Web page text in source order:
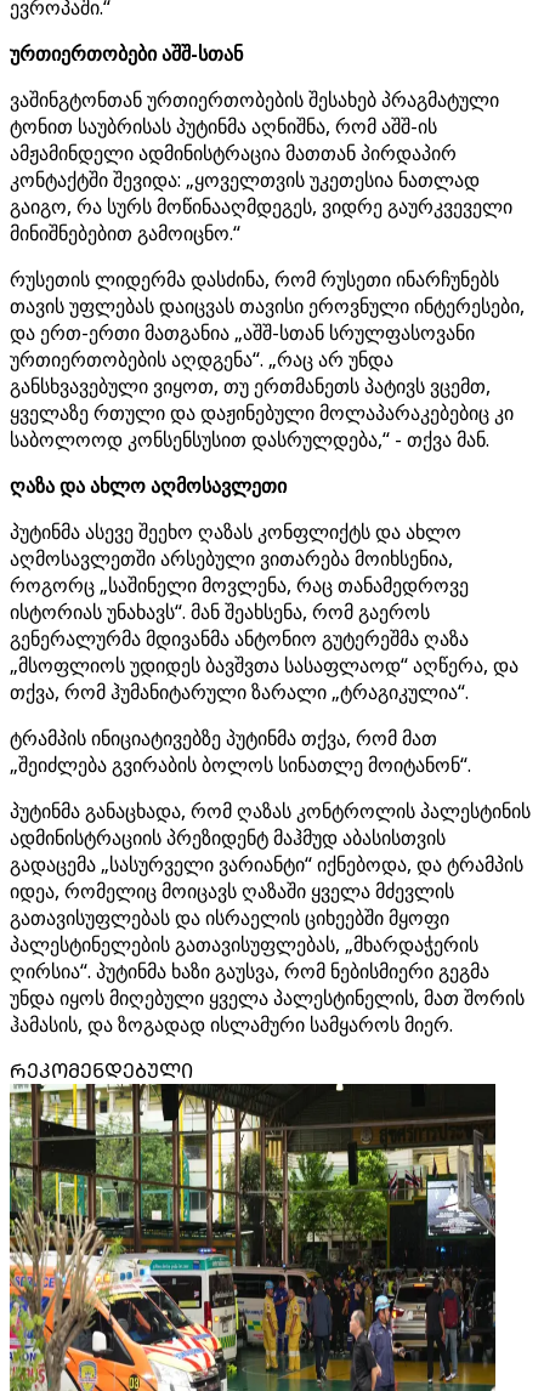
ევროპაში.“
ურთიერთობები აშშ-სთან
ვაშინგტონთან ურთიერთობების შესახებ პრაგმატული
ტონით საუბრისას პუტინმა აღნიშნა, რომ აშშ-ის
ამჟამინდელი ადმინისტრაცია მათთან პირდაპირ
კონტაქტში შევიდა: „ყოველთვის უკეთესია ნათლად
გაიგო, რა სურს მოწინააღმდეგეს, ვიდრე გაურკვეველი
მინიშნებებით გამოიცნო.“
რუსეთის ლიდერმა დასძინა, რომ რუსეთი ინარჩუნებს
თავის უფლებას დაიცვას თავისი ეროვნული ინტერესები,
და ერთ-ერთი მათგანია „აშშ-სთან სრულფასოვანი
ურთიერთობების აღდგენა“. „რაც არ უნდა
განსხვავებული ვიყოთ, თუ ერთმანეთს პატივს ვცემთ,
ყველაზე რთული და დაჟინებული მოლაპარაკებებიც კი
საბოლოოდ კონსენსუსით დასრულდება,“ - თქვა მან.
ღაზა და ახლო აღმოსავლეთი
პუტინმა ასევე შეეხო ღაზას კონფლიქტს და ახლო
აღმოსავლეთში არსებული ვითარება მოიხსენია,
როგორც „საშინელი მოვლენა, რაც თანამედროვე
ისტორიას უნახავს“. მან შეახსენა, რომ გაეროს
გენერალურმა მდივანმა ანტონიო გუტერეშმა ღაზა
„მსოფლიოს უდიდეს ბავშვთა სასაფლაოდ“ აღწერა, და
თქვა, რომ ჰუმანიტარული ზარალი „ტრაგიკულია“.
ტრამპის ინიციატივებზე პუტინმა თქვა, რომ მათ
„შეიძლება გვირაბის ბოლოს სინათლე მოიტანონ“.
პუტინმა განაცხადა, რომ ღაზას კონტროლის პალესტინის
ადმინისტრაციის პრეზიდენტ მაჰმუდ აბასისთვის
გადაცემა „სასურველი ვარიანტი“ იქნებოდა, და ტრამპის
იდეა, რომელიც მოიცავს ღაზაში ყველა მძევლის
გათავისუფლებას და ისრაელის ციხეებში მყოფი
პალესტინელების გათავისუფლებას, „მხარდაჭერის
ღირსია“. პუტინმა ხაზი გაუსვა, რომ ნებისმიერი გეგმა
უნდა იყოს მიღებული ყველა პალესტინელის, მათ შორის
ჰამასის, და ზოგადად ისლამური სამყაროს მიერ.
ᲠᲔᲙᲝᲛᲔᲜᲓᲔᲑᲣᲚᲘ